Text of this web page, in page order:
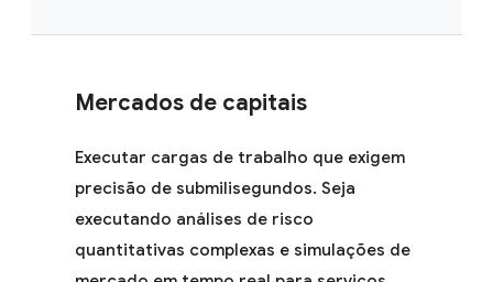
Mercados de capitais
Executar cargas de trabalho que exigem
precisão de submilisegundos. Seja
executando análises de risco
quantitativas complexas e simulações de